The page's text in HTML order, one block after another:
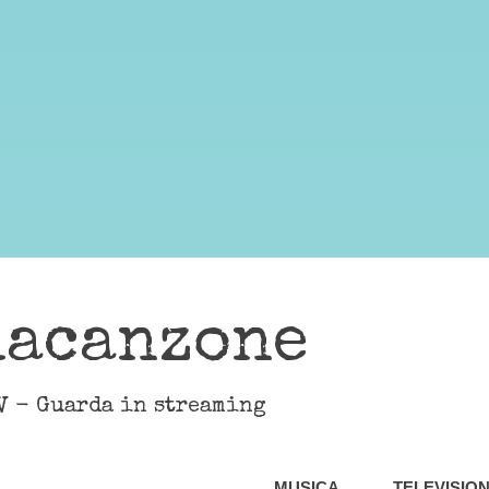
- Guarda in streaming